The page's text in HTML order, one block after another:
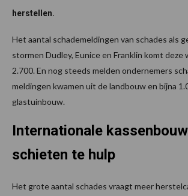
herstellen.
Het aantal schademeldingen van schades als
stormen Dudley, Eunice en Franklin komt deze
2.700. En nog steeds melden ondernemers
meldingen kwamen uit de landbouw en bijna
glastuinbouw.
Internationale
schieten te hulp
Het grote aantal schades vraagt meer